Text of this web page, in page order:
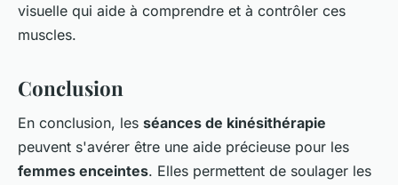
visuelle qui aide à comprendre et à contrôler ces
muscles.
Conclusion
En conclusion, les séances de kinésithérapie
peuvent s'avérer être une aide précieuse pour les
femmes enceintes. Elles permettent de soulager les